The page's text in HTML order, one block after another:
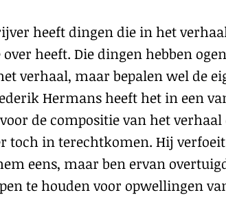
heeft dingen die in het
heeft. Die dingen hebben
verhaal, maar bepalen wel de
Hermans heeft het in een
de compositie van het
toch in terechtkomen. Hij
eens, maar ben ervan
te houden voor opwellingen